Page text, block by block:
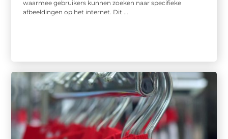
waarmee gebruikers kunnen zoeken naar specifieke
afbeeldingen op het internet. Dit ...